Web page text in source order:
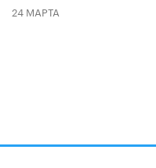
24 МАРТА